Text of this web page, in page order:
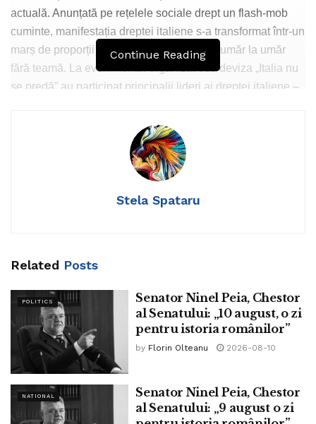
actuală. Anunțată pe rețelele sociale drept un flash-mob
cuminte, manifestația dreptei italiene s-a transformat într-un
marș de proporții în care oamenii au mers umăr la umăr
fără teamă. La evenimentul organizat sub deviza „Italia nu
se predă” au participat principalii lideri ai dreptei italiene –
Antonio Tajani, cofondator al partidului lui Silvio
devieze de la scopul manifestației, celebrarea Zilei
Naționale, mulți dintre participanți și-au exprimat
indignarea față de restrângerea drepturilor și libertăților
fundamentale în timpul izolării forțate și nu au lipsit
înjurăturile foarte pitorești la adresa premierului Giuseppe
Conte.
În ceea ce-l privește, Matteo Salvini s-a abținut de la
Continue Reading
Stela Spataru
Related Posts
POLITICS
Senator Ninel Peia, Chestor
al Senatului: „10 august, o zi
pentru istoria românilor”
by Florin Olteanu 2026-08-10
NATIONAL
Senator Ninel Peia, Chestor
al Senatului: „9 august o zi